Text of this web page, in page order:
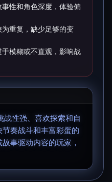
性和角色深度，体验偏
重复，缺少足够的变
模糊或不直观，影响战
战性强、喜欢探索和自
奏战斗和丰富彩蛋的
事驱动内容的玩家，